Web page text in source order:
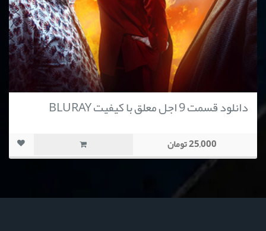
دانلود قسمت 9 اجل معلق با کیفیت BLURAY
25,000 تومان